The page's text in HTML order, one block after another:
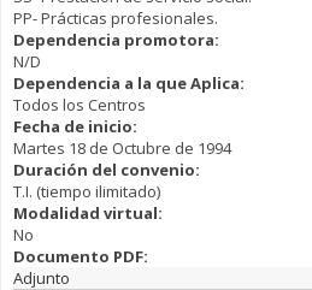
PP- Prácticas profesionales.
Dependencia promotora:
N/D
Dependencia a la que Aplica:
Todos los Centros
Fecha de inicio:
Martes 18 de Octubre de 1994
Duración del convenio:
T.I. (tiempo ilimitado)
Modalidad virtual:
No
Documento PDF:
Adjunto